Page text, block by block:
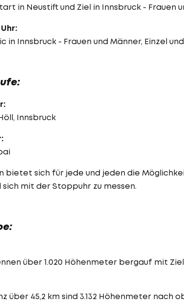
in Neustift und Ziel in Innsbruck - Frauen
in Innsbruck - Frauen und Männer, Einzel
Innsbruck
bietet sich für jede und jeden die
mit der Stoppuhr zu messen.
über 1.020 Höhenmeter bergauf mit
über 45,2 km sind 3.132 Höhenmeter nach